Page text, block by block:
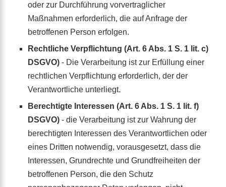
oder zur Durchführung vorvertraglicher
Maßnahmen erforderlich, die auf Anfrage der
betroffenen Person erfolgen.
Rechtliche Verpflichtung (Art. 6 Abs. 1 S. 1 lit. c)
DSGVO) - Die Verarbeitung ist zur Erfüllung einer
rechtlichen Verpflichtung erforderlich, der der
Verantwortliche unterliegt.
Berechtigte Interessen (Art. 6 Abs. 1 S. 1 lit. f)
DSGVO) - die Verarbeitung ist zur Wahrung der
berechtigten Interessen des Verantwortlichen oder
eines Dritten notwendig, vorausgesetzt, dass die
Interessen, Grundrechte und Grundfreiheiten der
betroffenen Person, die den Schutz